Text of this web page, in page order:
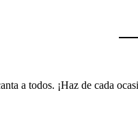
a todos. ¡Haz de cada